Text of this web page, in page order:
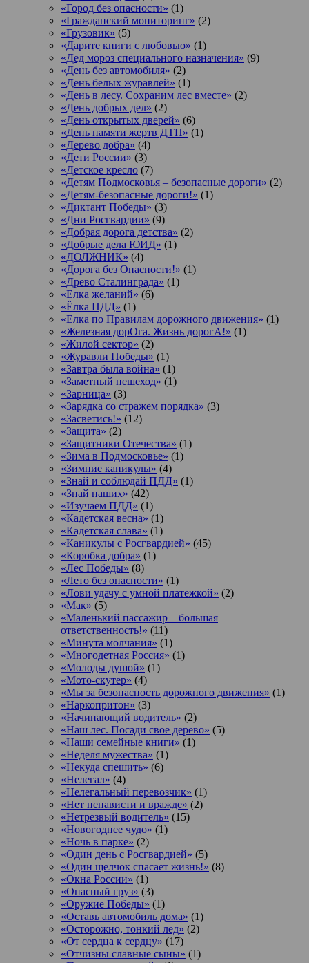
«Город без опасности» (1)
«Гражданский мониторинг» (2)
«Грузовик» (5)
«Дарите книги с любовью» (1)
«Дед мороз специального назначения» (9)
«День без автомобиля» (2)
«День белых журавлей» (1)
«День в лесу. Сохраним лес вместе» (2)
«День добрых дел» (2)
«День открытых дверей» (6)
«День памяти жертв ДТП» (1)
«Дерево добра» (4)
«Дети России» (3)
«Детское кресло (7)
«Детям Подмосковья – безопасные дороги» (2)
«Детям-безопасные дороги!» (1)
«Диктант Победы» (3)
«Дни Росгвардии» (9)
«Добрая дорога детства» (2)
«Добрые дела ЮИД» (1)
«ДОЛЖНИК» (4)
«Дорога без Опасности!» (1)
«Древо Сталинграда» (1)
«Елка желаний» (6)
«Ёлка ПДД» (1)
«Елка по Правилам дорожного движения» (1)
«Железная дорОга. Жизнь дорогА!» (1)
«Жилой сектор» (2)
«Журавли Победы» (1)
«Завтра была война» (1)
«Заметный пешеход» (1)
«Зарница» (3)
«Зарядка со стражем порядка» (3)
«Засветись!» (12)
«Защита» (2)
«Защитники Отечества» (1)
«Зима в Подмосковье» (1)
«Зимние каникулы» (4)
«Знай и соблюдай ПДД» (1)
«Знай наших» (42)
«Изучаем ПДД» (1)
«Кадетская весна» (1)
«Кадетская слава» (1)
«Каникулы с Росгвардией» (45)
«Коробка добра» (1)
«Лес Победы» (8)
«Лето без опасности» (1)
«Лови удачу с умной платежкой» (2)
«Мак» (5)
«Маленький пассажир – большая
ответственность!» (11)
«Минута молчания» (1)
«Многодетная Россия» (1)
«Молоды душой» (1)
«Мото-скутер» (4)
«Мы за безопасность дорожного движения» (1)
«Наркопритон» (3)
«Начинающий водитель» (2)
«Наш лес. Посади свое дерево» (5)
«Наши семейные книги» (1)
«Неделя мужества» (1)
«Некуда спешить» (6)
«Нелегал» (4)
«Нелегальный перевозчик» (1)
«Нет ненависти и вражде» (2)
«Нетрезвый водитель» (15)
«Новогоднее чудо» (1)
«Ночь в парке» (2)
«Один день с Росгвардией» (5)
«Один щелчок спасает жизнь!» (8)
«Окна России» (1)
«Опасный груз» (3)
«Оружие Победы» (1)
«Оставь автомобиль дома» (1)
«Осторожно, тонкий лед» (2)
«От сердца к сердцу» (17)
«Отчизны славные сыны» (1)